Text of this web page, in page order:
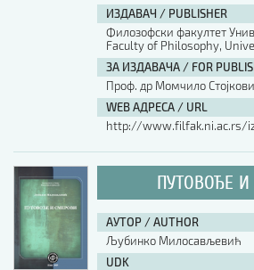
АУТОР / AUTHOR
ISBN
ИЗДАВАЧ / PUBLISHER
Филозофски факултет
Faculty of Philosophy,
ЗА ИЗДАВАЧА / FOR
Проф. др Момчило
WEB АДРЕСА / URL
http://www.filfak.ni.ac.rs/
ПУТОВОЂЕ
АУТОР / AUTHOR
Љубинко Милосављевић
UDK